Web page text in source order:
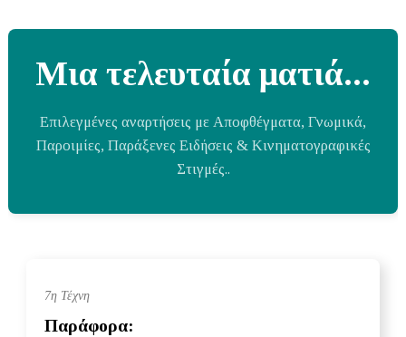
Μια τελευταία ματιά...
Επιλεγμένες αναρτήσεις με Αποφθέγματα, Γνωμικά,
Παροιμίες, Παράξενες Ειδήσεις & Κινηματογραφικές
Στιγμές..
7η Τέχνη
Παράφορα: